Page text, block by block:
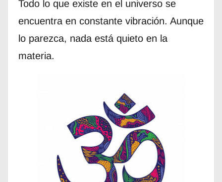
Todo lo que existe en el universo se
encuentra en constante vibración. Aunque
lo parezca, nada está quieto en la
materia.